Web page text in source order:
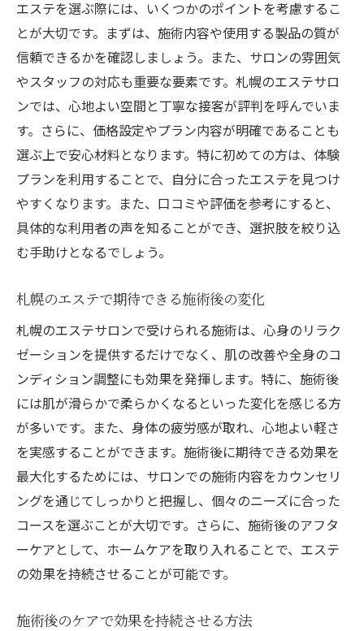
エステを選ぶ際には、いくつかのポイントを考慮するこ
とが大切です。まずは、施術内容や使用する製品の質が
信頼できるかを確認しましょう。また、サロンの雰囲気
やスタッフの対応も重要な要素です。札幌のエステサロ
ンでは、心地よい空間と丁寧な接客が評判を呼んでいま
す。さらに、価格設定やプラン内容が明確であることも
選ぶ上で安心材料となります。特に初めての方は、体験
プランを利用することで、自分に合ったエステを見つけ
やすくなります。また、口コミや評価を参考にすると、
具体的な利用者の声を知ることができ、選択肢を絞り込
む手助けとなるでしょう。
札幌のエステで期待できる施術後の変化
札幌のエステサロンで受けられる施術は、心身のリラク
ゼーションを提供するだけでなく、肌の改善や全身のコ
ンディション調整にも効果を発揮します。特に、施術後
には肌が滑らかで柔らかくなるといった変化を感じる方
が多いです。また、身体の疲労感が取れ、心地よい軽さ
を実感することができます。施術後に期待できる効果を
最大化するためには、サロンでの施術内容をカウンセリ
ングを通じてしっかりと把握し、個々のニーズに合った
コースを選ぶことが大切です。さらに、施術後のアフタ
ーケアとして、ホームケアを取り入れることで、エステ
の効果を持続させることが可能です。
施術後のケアで効果を持続させる方法